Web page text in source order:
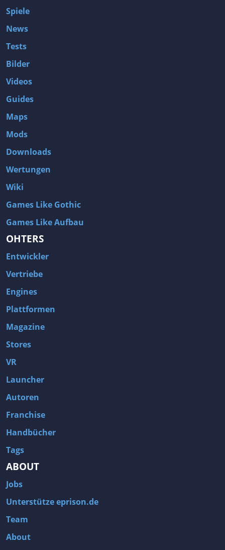
Spiele
News
Tests
Bilder
Videos
Guides
Maps
Mods
Downloads
Wertungen
Wiki
Games Like Gothic
Games Like Aufbau
OHTERS
Entwickler
Vertriebe
Engines
Plattformen
Magazine
Stores
VR
Launcher
Autoren
Franchise
Handbücher
Tags
ABOUT
Jobs
Unterstütze eprison.de
Team
About